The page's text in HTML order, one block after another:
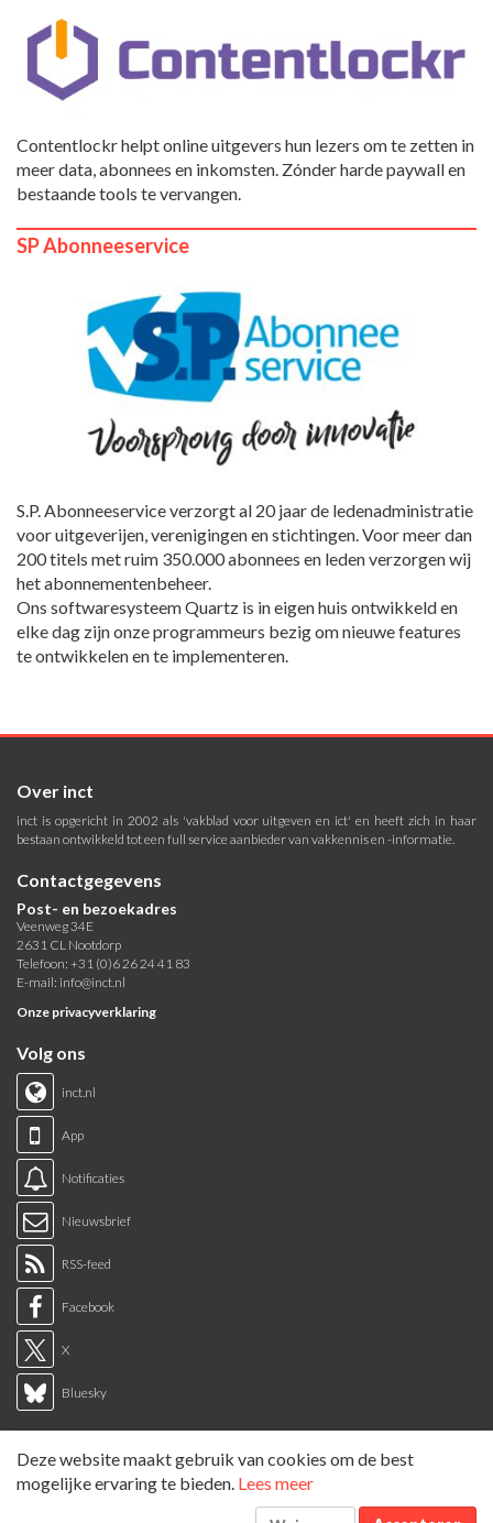
Contentlockr helpt online uitgevers hun lezers om te zetten in
meer data, abonnees en inkomsten. Zónder harde paywall en
bestaande tools te vervangen.
SP Abonneeservice
S.P. Abonneeservice verzorgt al 20 jaar de ledenadministratie
voor uitgeverijen, verenigingen en stichtingen. Voor meer dan
200 titels met ruim 350.000 abonnees en leden verzorgen wij
het abonnementenbeheer.
Ons softwaresysteem Quartz is in eigen huis ontwikkeld en
elke dag zijn onze programmeurs bezig om nieuwe features
te ontwikkelen en te implementeren.
Over inct
inct is opgericht in 2002 als 'vakblad voor uitgeven en ict' en heeft zich in haar
bestaan ontwikkeld tot een full service aanbieder van vakkennis en -informatie.
Contactgegevens
Post- en bezoekadres
Veenweg 34E
2631 CL Nootdorp
Telefoon: +31 (0)6 26 24 41 83
E-mail: info@inct.nl
Onze privacyverklaring
Volg ons
inct.nl
App
Notificaties
Nieuwsbrief
RSS-feed
Facebook
X
Bluesky
Sitemap
Tags overzicht
Deze website maakt gebruik van cookies om de best
mogelijke ervaring te bieden. Lees meer